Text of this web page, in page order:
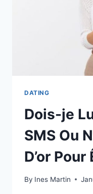
DATING
Dois-je
SMS Ou
D’or
By Ines Martin